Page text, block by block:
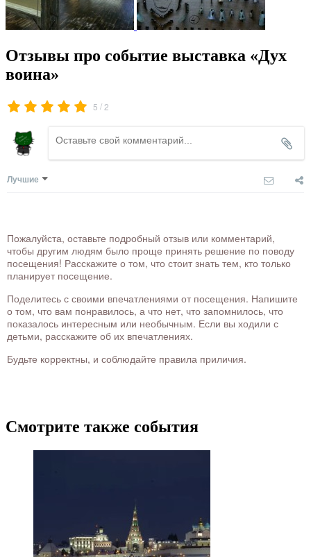
Отзывы про событие выставка «Дух
воина»
5 /2
Лучшие
Пожалуйста, оставьте подробный отзыв или комментарий,
чтобы другим людям было проще принять решение по поводу
посещения! Расскажите о том, что стоит знать тем, кто только
планирует посещение.
Поделитесь с своими впечатлениями от посещения. Напишите
о том, что вам понравилось, а что нет, что запомнилось, что
показалось интересным или необычным. Если вы ходили с
детьми, расскажите об их впечатлениях.
Будьте корректны, и соблюдайте правила приличия.
Смотрите также события